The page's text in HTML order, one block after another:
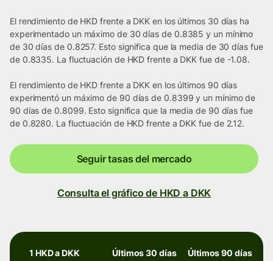
El rendimiento de HKD frente a DKK en los últimos 30 días ha
experimentado un máximo de 30 días de 0.8385 y un mínimo
de 30 días de 0.8257. Esto significa que la media de 30 días fue
de 0.8335. La fluctuación de HKD frente a DKK fue de -1.08.
El rendimiento de HKD frente a DKK en los últimos 90 días
experimentó un máximo de 90 días de 0.8399 y un mínimo de
90 días de 0.8099. Esto significa que la media de 90 días fue
de 0.8280. La fluctuación de HKD frente a DKK fue de 2.12.
Seguir tasas del mercado
Consulta el gráfico de HKD a DKK
1 HKD a DKK Últimos 30 días Últimos 90 días